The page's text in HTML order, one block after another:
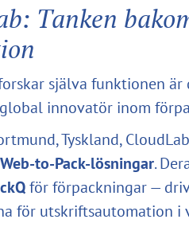
Tanken
själva funktionen
innovatör inom
Tyskland,
to-Pack-lösningar.
för förpackningar —
för utskriftsautomation i